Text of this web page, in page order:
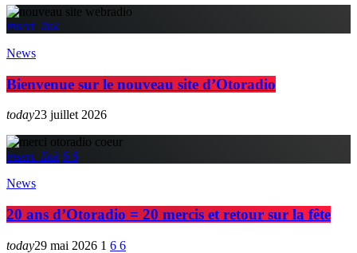
insert_link
News
Bienvenue sur le nouveau site d’Otoradio
today23 juillet 2026
insert_link 6 6
News
20 ans d’Otoradio = 20 mercis et retour sur la fête
today29 mai 2026 1 6 6